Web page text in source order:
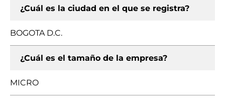
¿Cuál es la ciudad en el que se registra?
BOGOTA D.C.
¿Cuál es el tamaño de la empresa?
MICRO